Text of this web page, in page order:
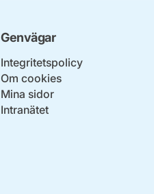
Genvägar
Integritetspolicy
Om cookies
Mina sidor
Intranätet